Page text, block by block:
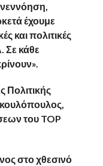
έχουμε
και πολιτικές
Σε κάθε
Πολιτικής
του TOP
στο χθεσινό